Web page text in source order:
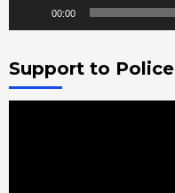
00:00
Support to Police